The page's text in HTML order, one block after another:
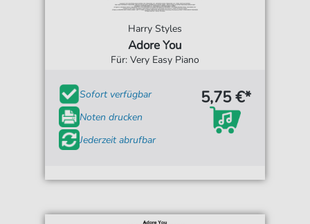
Harry Styles
Adore You
Für: Very Easy Piano
Sofort verfügbar
Noten drucken
Jederzeit abrufbar
5,75 €*